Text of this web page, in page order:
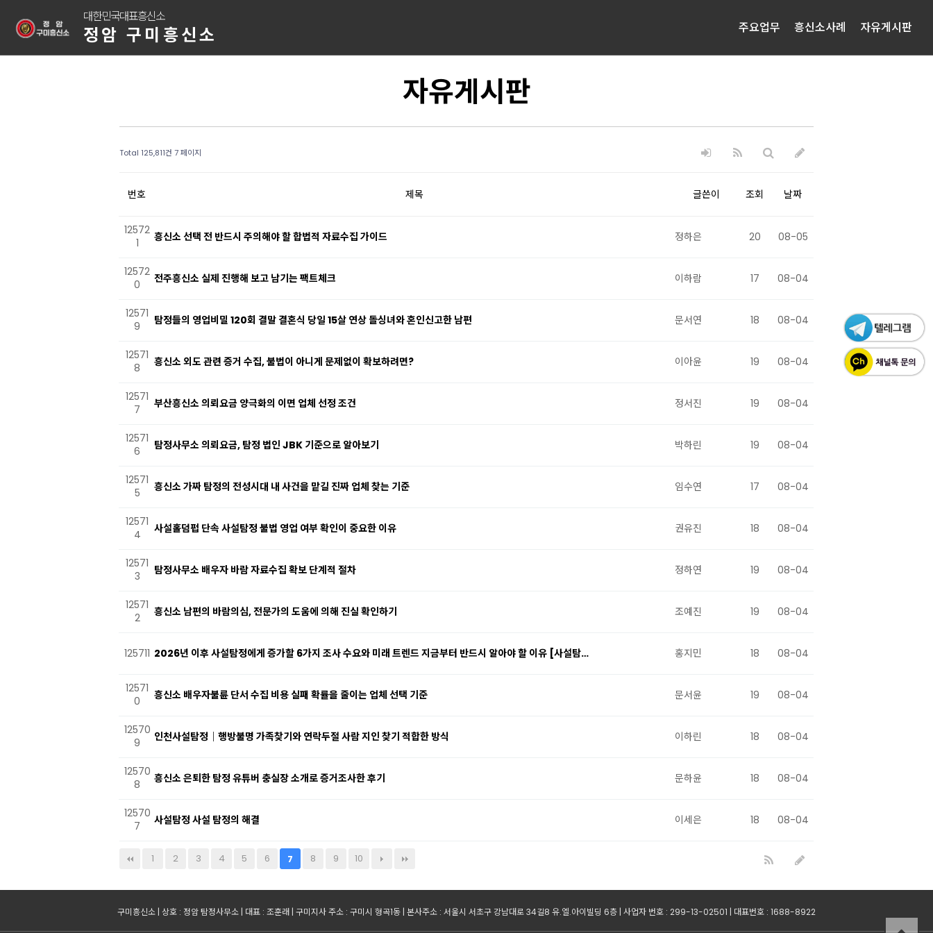
대한민국대표흥신소
정암 구미흥신소 주요업무 흥신소사례 자유게시판
자유게시판
Total 125,811건 7 페이지
번호 제목 글쓴이 조회 날짜
12572
1
흥신소 선택 전 반드시 주의해야 할 합법적 자료수집 가이드 정하은 20 08-05
12572
0
전주흥신소 실제 진행해 보고 남기는 팩트체크 이하람 17 08-04
12571
9
탐정들의 영업비밀 120회 결말 결혼식 당일 15살 연상 돌싱녀와 혼인신고한 남편 문서연 18 08-04
12571
8
흥신소 외도 관련 증거 수집, 불법이 아니게 문제없이 확보하려면? 이아윤 19 08-04
12571
7
부산흥신소 의뢰요금 양극화의 이면 업체 선정 조건 정서진 19 08-04
12571
6
탐정사무소 의뢰요금, 탐정 법인 JBK 기준으로 알아보기 박하린 19 08-04
12571
5
흥신소 가짜 탐정의 전성시대 내 사건을 맡길 진짜 업체 찾는 기준 임수연 17 08-04
12571
4
사설홀덤펍 단속 사설탐정 불법 영업 여부 확인이 중요한 이유 권유진 18 08-04
12571
3
탐정사무소 배우자 바람 자료수집 확보 단계적 절차 정하연 19 08-04
12571
2
흥신소 남편의 바람의심, 전문가의 도움에 의해 진실 확인하기 조예진 19 08-04
125711 2026년 이후 사설탐정에게 증가할 6가지 조사 수요와 미래 트렌드 지금부터 반드시 알아야 할 이유 [사설탐… 홍지민 18 08-04
12571
0
흥신소 배우자불륜 단서 수집 비용 실패 확률을 줄이는 업체 선택 기준 문서윤 19 08-04
12570
9
인천사설탐정｜행방불명 가족찾기와 연락두절 사람 지인 찾기 적합한 방식 이하린 18 08-04
12570
8
흥신소 은퇴한 탐정 유튜버 충실장 소개로 증거조사한 후기 문하윤 18 08-04
12570
7
사설탐정 사설 탐정의 해결 이세은 18 08-04
1 2 3 4 5 6 7 8 9 10
구미흥신소 | 상호 : 정암 탐정사무소 | 대표 : 조훈래 | 구미지사 주소 : 구미시 형곡1동 | 본사주소 : 서울시 서초구 강남대로 34길8 유.엘.아이빌딩 6층 | 사업자 번호 : 299-13-02501 | 대표번호 : 1688-8922